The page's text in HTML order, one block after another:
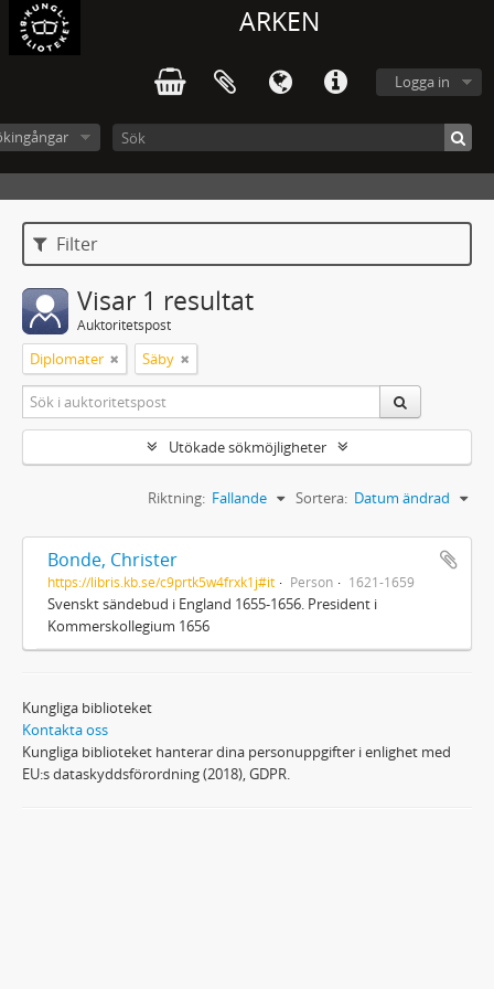
ARKEN
Logga in
Filter
Visar 1 resultat
Auktoritetspost
Diplomater Säby
Utökade sökmöjligheter
Sortera: Datum ändrad
Riktning: Fallande
Bonde, Christer
https://libris.kb.se/c9prtk5w4frxk1j#it Person 1621-1659
Svenskt sändebud i England 1655-1656. President i
Kommerskollegium 1656
Kungliga biblioteket
Kontakta oss
Kungliga biblioteket hanterar dina personuppgifter i enlighet med
EU:s dataskyddsförordning (2018), GDPR.